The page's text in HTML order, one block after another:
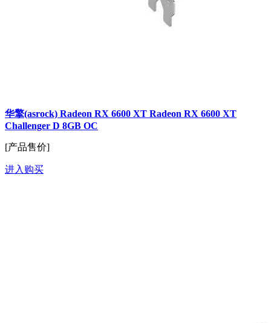
华擎(asrock) Radeon RX 6600 XT Radeon RX 6600 XT
Challenger D 8GB OC
[产品售价]
进入购买